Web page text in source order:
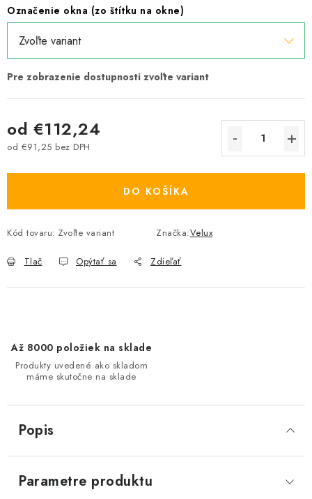
Označenie okna (zo štítku na okne)
od €112,24
od €91,25 bez DPH
DO KOŠÍKA
Kód tovaru: Zvoľte variant Značka:Velux
Tlač Opýtať sa Zdieľať
Až 8000 položiek na sklade
Produkty uvedené ako skladom
máme skutočne na sklade
Popis
Parametre produktu